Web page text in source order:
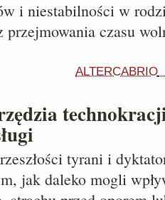
i niestabilności w
przejmowania czasu
ALTERCABRIO
tyrani i
jak daleko mogli